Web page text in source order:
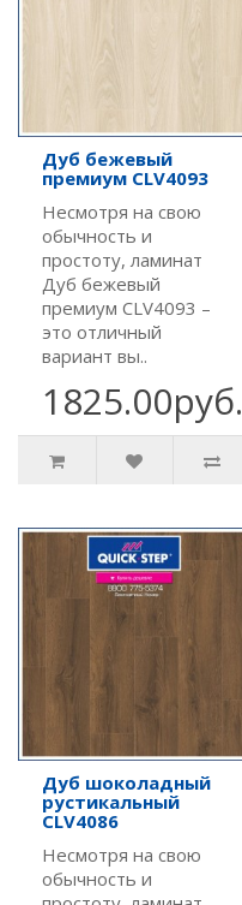
Дуб бежевый
премиум CLV4093
Несмотря на свою
обычность и
простоту, ламинат
Дуб бежевый
премиум CLV4093 –
это отличный
вариант вы..
1825.00руб.
Дуб шоколадный
рустикальный
CLV4086
Несмотря на свою
обычность и